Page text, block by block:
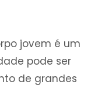
jovem é um
pode ser
de grandes